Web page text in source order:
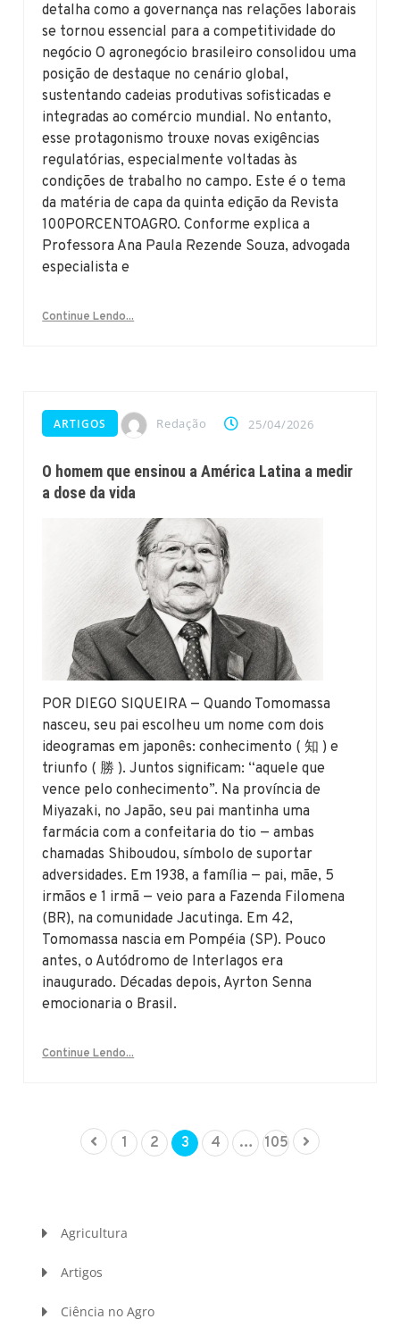
detalha como a governança nas relações laborais
se tornou essencial para a competitividade do
negócio O agronegócio brasileiro consolidou uma
posição de destaque no cenário global,
sustentando cadeias produtivas sofisticadas e
integradas ao comércio mundial. No entanto,
esse protagonismo trouxe novas exigências
regulatórias, especialmente voltadas às
condições de trabalho no campo. Este é o tema
da matéria de capa da quinta edição da Revista
100PORCENTOAGRO. Conforme explica a
Professora Ana Paula Rezende Souza, advogada
especialista e
Continue Lendo...
ARTIGOS Redação 25/04/2026
O homem que ensinou a América Latina a medir
a dose da vida
POR DIEGO SIQUEIRA — Quando Tomomassa
nasceu, seu pai escolheu um nome com dois
ideogramas em japonês: conhecimento ( 知 ) e
triunfo ( 勝 ). Juntos significam: “aquele que
vence pelo conhecimento”. Na província de
Miyazaki, no Japão, seu pai mantinha uma
farmácia com a confeitaria do tio — ambas
chamadas Shiboudou, símbolo de suportar
adversidades. Em 1938, a família — pai, mãe, 5
irmãos e 1 irmã — veio para a Fazenda Filomena
(BR), na comunidade Jacutinga. Em 42,
Tomomassa nascia em Pompéia (SP). Pouco
antes, o Autódromo de Interlagos era
inaugurado. Décadas depois, Ayrton Senna
emocionaria o Brasil.
Continue Lendo...
1 2 3 4 … 105
Agricultura
Artigos
Ciência no Agro